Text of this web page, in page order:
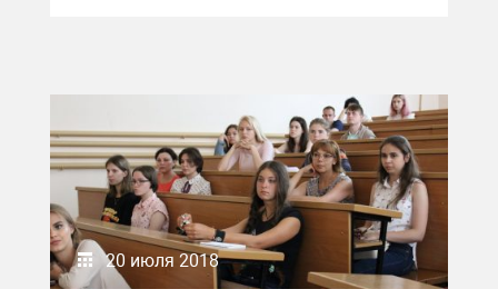
20 июля 2018